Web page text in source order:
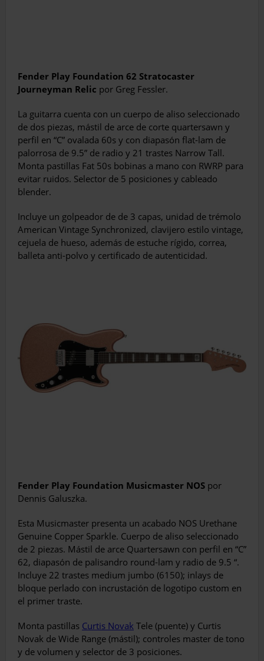
Fender Play Foundation 62 Stratocaster
Journeyman Relic por Greg Fessler.
La guitarra cuenta con un cuerpo de aliso seleccionado
de dos piezas, mástil de arce de corte quartersawn y
perfil en “C” ovalada 60s y con diapasón flat-lam de
palorrosa de 9.5” de radio y 21 trastes Narrow Tall.
Monta pastillas Fat 50s bobinas a mano con RWRP para
evitar ruidos. Selector de 5 posiciones y cableado
blender.
Incluye un golpeador de de 3 capas, unidad de trémolo
American Vintage Synchronized, clavijero estilo vintage,
cejuela de hueso, además de estuche rígido, correa,
balleta anti-polvo y certificado de autenticidad.
Fender Play Foundation Musicmaster NOS por
Dennis Galuszka.
Esta Musicmaster presenta un acabado NOS Urethane
Genuine Copper Sparkle. Cuerpo de aliso seleccionado
de 2 piezas. Mástil de arce Quartersawn con perfil en “C”
62, diapasón de palisandro round-lam y radio de 9.5 “.
Incluye 22 trastes medium jumbo (6150); inlays de
bloque perlado con incrustación de logotipo custom en
el primer traste.
Monta pastillas Curtis Novak Tele (puente) y Curtis
Novak de Wide Range (mástil); controles master de tono
y de volumen y selector de 3 posiciones.